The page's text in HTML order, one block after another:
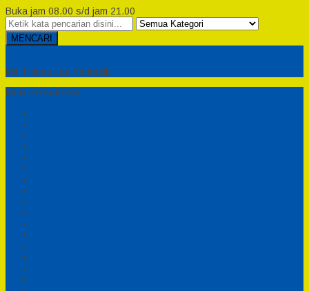
Buka jam 08.00 s/d jam 21.00
MENCARI
Min Haitsu Laa Yahtasib
MENU NAVIGASI